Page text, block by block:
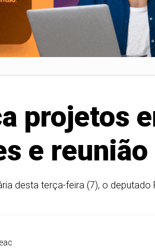
projetos
e
desta terça-feira (7), o